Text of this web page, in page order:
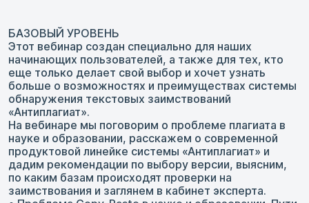
БАЗОВЫЙ УРОВЕНЬ
Этот вебинар создан специально для наших
начинающих пользователей, а также для тех, кто
еще только делает свой выбор и хочет узнать
больше о возможностях и преимуществах системы
обнаружения текстовых заимствований
«Антиплагиат».
На вебинаре мы поговорим о проблеме плагиата в
науке и образовании, расскажем о современной
продуктовой линейке системы «Антиплагиат» и
дадим рекомендации по выбору версии, выясним,
по каким базам происходят проверки на
заимствования и заглянем в кабинет эксперта.